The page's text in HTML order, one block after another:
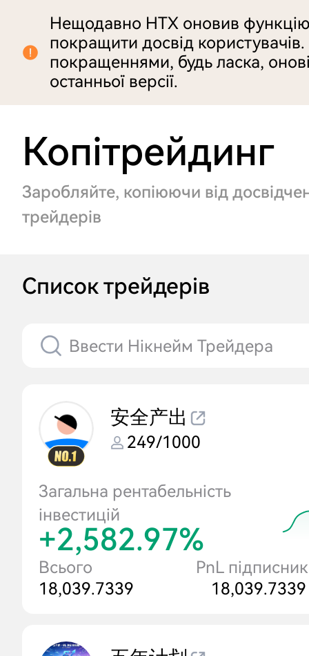
Нещодавно HTX оновив
покращити досвід
покращеннями, будь ласка,
останньої версії.
Копітрейдинг
Заробляйте, копіюючи від
трейдерів
Список трейдерів
安全产出
249/1000
Загальна рентабельність
інвестицій
+2,582.97%
Всього
18,039.7339
PnL
18,039.7339